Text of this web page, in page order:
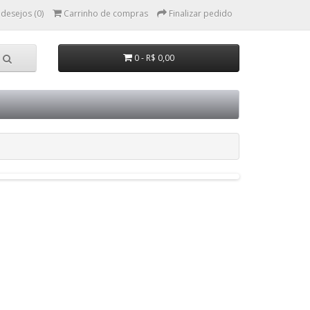
(0) Carrinho de compras Finalizar pedido
0 - R$ 0,00